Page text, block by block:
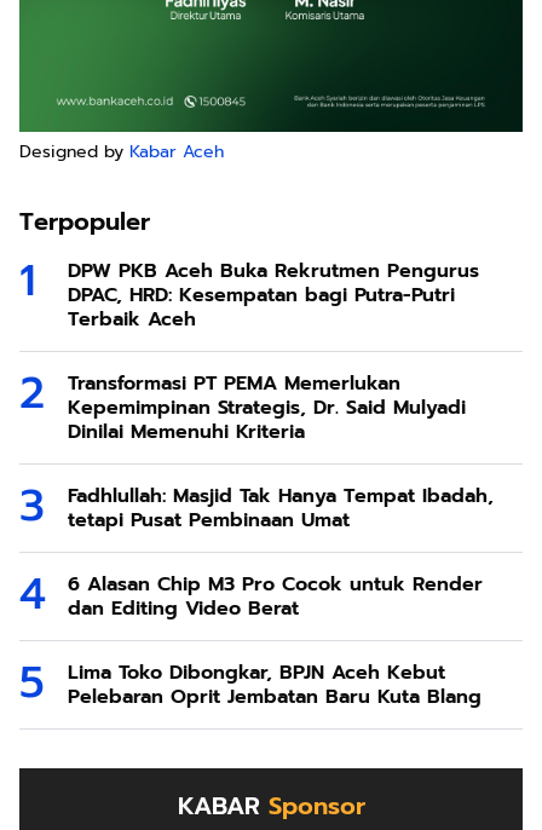
Designed by Kabar Aceh
Terpopuler
DPW PKB Aceh Buka Rekrutmen Pengurus
DPAC, HRD: Kesempatan bagi Putra-Putri
Terbaik Aceh
Transformasi PT PEMA Memerlukan
Kepemimpinan Strategis, Dr. Said Mulyadi
Dinilai Memenuhi Kriteria
Fadhlullah: Masjid Tak Hanya Tempat Ibadah,
tetapi Pusat Pembinaan Umat
6 Alasan Chip M3 Pro Cocok untuk Render
dan Editing Video Berat
Lima Toko Dibongkar, BPJN Aceh Kebut
Pelebaran Oprit Jembatan Baru Kuta Blang
KABAR Sponsor